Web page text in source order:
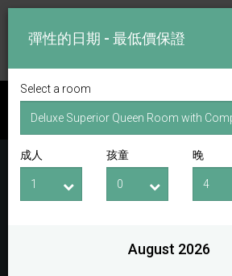
查看房間
入住日期 退房日期
彈性的日期 - 最低價保證
Select a room
成人 孩童 晚
August 2026